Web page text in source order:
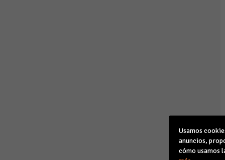
Usamos
anuncios,
cómo usamos